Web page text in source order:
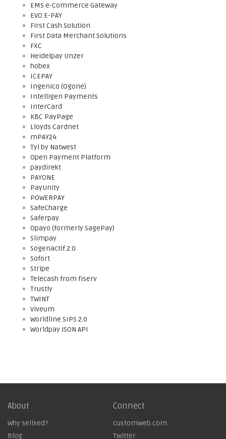
EMS e-Commerce Gateway
EVO E-PAY
First Cash Solution
First Data Merchant Solutions
FXC
Heidelpay Unzer
hobex
ICEPAY
Ingenico (Ogone)
Intelligen Payments
InterCard
KBC PayPage
Lloyds Cardnet
mPAY24
Tyl by Natwest
Open Payment Platform
paydirekt
PAYONE
PayUnity
POWERPAY
SafeCharge
Saferpay
Opayo (formerly SagePay)
Slimpay
Sogenactif 2.0
Sofort
Stripe
Telecash from fiserv
Trustly
TWINT
Viveum
Worldline SIPS 2.0
Worldpay JSON API
About
Why sellxed?
Blog
Connect
customweb.com
Twitter